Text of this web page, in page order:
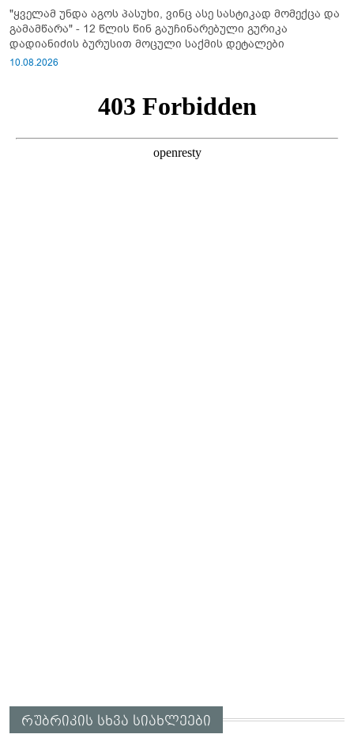
"ყველამ უნდა აგოს პასუხი, ვინც ასე სასტიკად მომექცა და
გამამწარა" - 12 წლის წინ გაუჩინარებული გურიკა
დადიანიძის ბურუსით მოცული საქმის დეტალები
10.08.2026
რუბრიკის სხვა სიახლეები